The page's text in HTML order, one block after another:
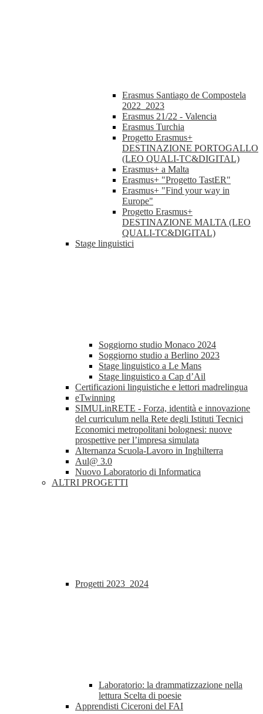
Erasmus Santiago de Compostela
2022_2023
Erasmus 21/22 - Valencia
Erasmus Turchia
Progetto Erasmus+
DESTINAZIONE PORTOGALLO
(LEO QUALI-TC&DIGITAL)
Erasmus+ a Malta
Erasmus+ "Progetto TastER"
Erasmus+ "Find your way in
Europe"
Progetto Erasmus+
DESTINAZIONE MALTA (LEO
QUALI-TC&DIGITAL)
Stage linguistici
Soggiorno studio Monaco 2024
Soggiorno studio a Berlino 2023
Stage linguistico a Le Mans
Stage linguistico a Cap d’Ail
Certificazioni linguistiche e lettori madrelingua
eTwinning
SIMULinRETE - Forza, identità e innovazione
del curriculum nella Rete degli Istituti Tecnici
Economici metropolitani bolognesi: nuove
prospettive per l’impresa simulata
Alternanza Scuola-Lavoro in Inghilterra
Aul@ 3.0
Nuovo Laboratorio di Informatica
ALTRI PROGETTI
Progetti 2023_2024
Laboratorio: la drammatizzazione nella
lettura Scelta di poesie
Apprendisti Ciceroni del FAI